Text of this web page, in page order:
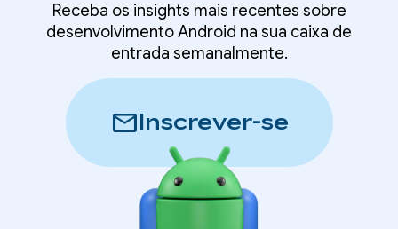
Receba os insights mais recentes sobre
desenvolvimento Android na sua caixa de
entrada semanalmente.
mailInscrever-se